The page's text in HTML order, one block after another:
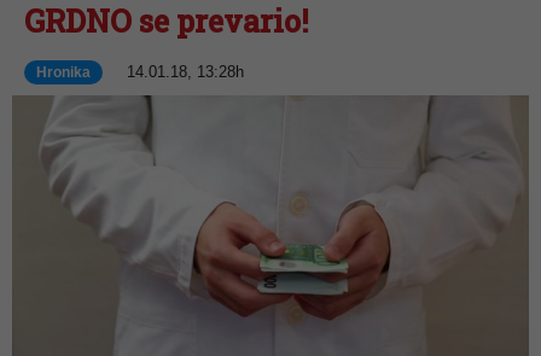
GRDNO se prevario!
Hronika 14.01.18, 13:28h